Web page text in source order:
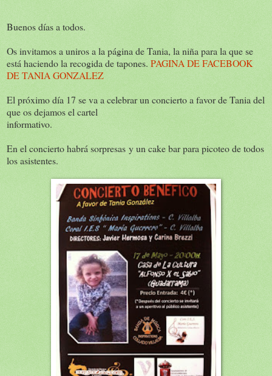
Buenos días a todos.
Os invitamos a uniros a la página de Tania, la niña para la que se
está haciendo la recogida de tapones. PAGINA DE FACEBOOK
DE TANIA GONZALEZ
El próximo día 17 se va a celebrar un concierto a favor de Tania del
que os dejamos el cartel
informativo.
En el concierto habrá sorpresas y un cake bar para picoteo de todos
los asistentes.